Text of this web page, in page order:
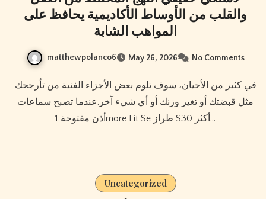
والقلب من الأوساط الأكاديمية يحافظ على
المواهب الشابة
matthewpolanco6 May 26, 2026 No Comments
في كثير من الأحيان، سوف تلوم بعض الأجزاء الفنية من تأرجحك
مثل قبضتك أو تغير وزنك أو أي شيء آخر.عندما تصبح سماعات
أذن مفتوحة 1more Fit Se طراز S30 أكثر…
Uncategorized